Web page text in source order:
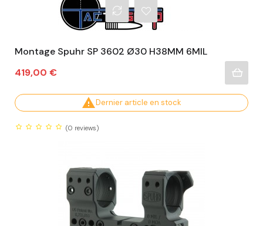
Montage Spuhr SP 3602 Ø30 H38MM 6MIL
Prix
419,00 €
Dernier article en stock
(0 reviews)